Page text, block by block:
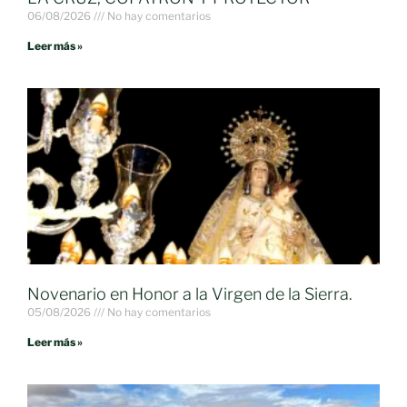
06/08/2026 No hay comentarios
Leer más »
Novenario en Honor a la Virgen de la Sierra.
05/08/2026 No hay comentarios
Leer más »